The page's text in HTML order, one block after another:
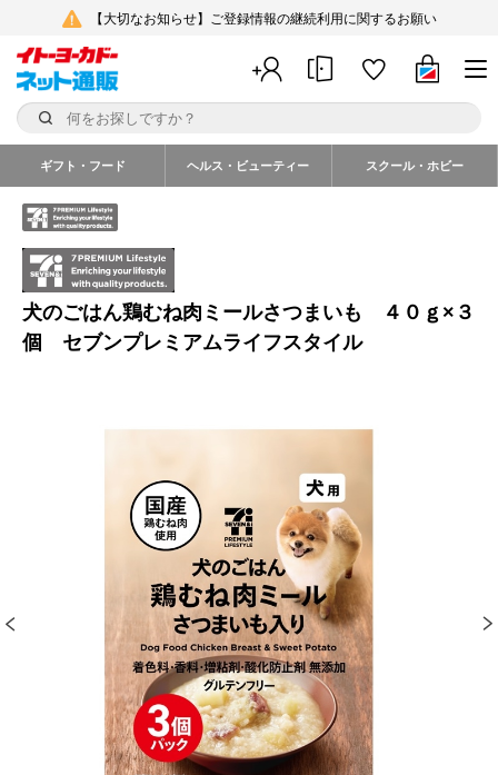
【大切なお知らせ】ご登録情報の継続利用に関するお願い
ギフト・フード ヘルス・ビューティー スクール・ホビー
犬のごはん鶏むね肉ミールさつまいも ４０ｇ×３
個 セブンプレミアムライフスタイル